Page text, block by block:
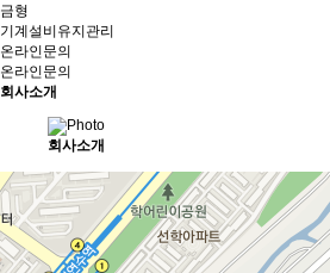
금형
기계설비유지관리
온라인문의
온라인문의
회사소개
회사소개
인사말
오시는길
사업방향 및 개발
Home
회사소개